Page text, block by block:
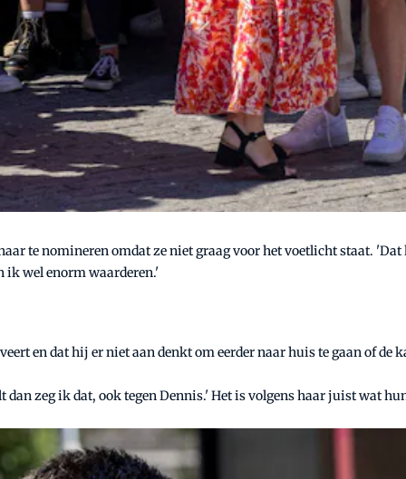
te nomineren omdat ze niet graag voor het voetlicht staat.
ik wel enorm waarderen.'
en dat hij er niet aan denkt om eerder naar huis te gaan of de
zeg ik dat, ook tegen Dennis.' Het is volgens haar juist wat